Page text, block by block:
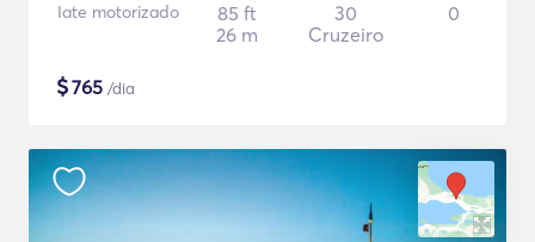
Iate motorizado
85 ft
26 m
30
Cruzeiro
0
$765 /dia